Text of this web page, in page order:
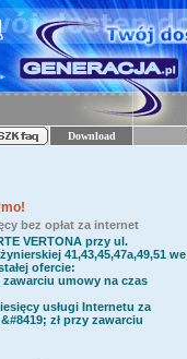
Download
bez opłat za internet
VERTONA przy ul.
41,43,45,47a,49,51 we
ofercie:
zawarciu umowy na czas
usługi Internetu za
zł przy zawarciu